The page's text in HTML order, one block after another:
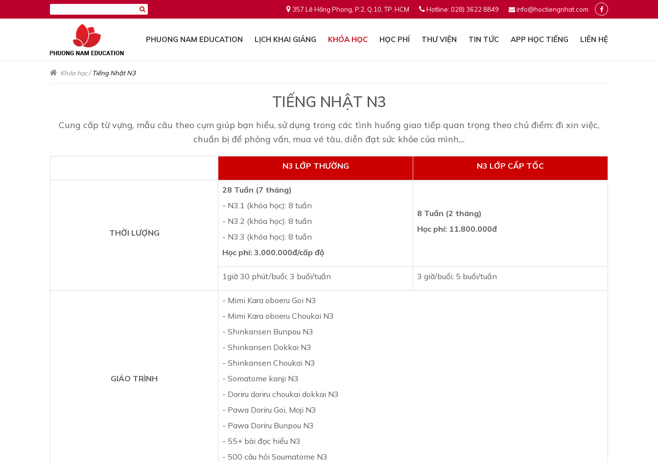
357 Lê Hồng Phong, P.2, Q.10, TP. HCM Hotline: 028) 3622 8849 info@hoctiengnhat.com
PHUONG NAM EDUCATION LỊCH KHAI GIẢNG KHÓA HỌC HỌC PHÍ THƯ VIỆN TIN TỨC APP HỌC TIẾNG LIÊN HỆ
Khóa học/Tiếng Nhật N3
TIẾNG NHẬT N3
Cung cấp từ vựng, mẫu câu theo cụm giúp bạn hiểu, sử dụng trong các tình huống giao tiếp quan trọng theo chủ điểm: đi xin việc,
chuẩn bị để phỏng vấn, mua vé tàu, diễn đạt sức khỏe của mình,...
N3 LỚP THƯỜNG N3 LỚP CẤP TỐC
THỜI LƯỢNG
28 Tuần (7 tháng)
- N3.1 (khóa học): 8 tuần
- N3.2 (khóa học): 8 tuần
- N3.3 (khóa học): 8 tuần
Học phí: 3.000.000đ/cấp độ
8 Tuần (2 tháng)
Học phí: 11.800.000đ
1giờ 30 phút/buổi; 3 buổi/tuần 3 giờ/buổi; 5 buổi/tuần
GIÁO TRÌNH
- Mimi Kara oboeru Goi N3
- Mimi Kara oboeru Choukai N3
- Shinkansen Bunpou N3
- Shinkansen Dokkai N3
- Shinkansen Choukai N3
- Somatome kanji N3
- Doriru doriru choukai dokkai N3
- Pawa Doriru Goi, Moji N3
- Pawa Doriru Bunpou N3
- 55+ bài đọc hiểu N3
- 500 câu hỏi Soumatome N3